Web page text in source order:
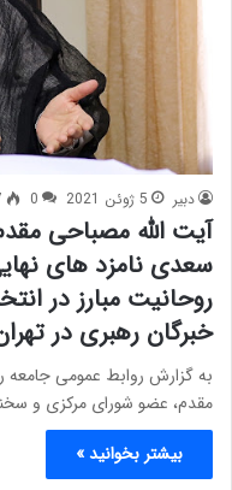
دبیر 5 ژوئن 2021 0
آیت الله مصباحی
سعدی نامزد های
روحانیت مبارز در
خبرگان رهبری در
به گزارش روابط عمومی جامعه
مقدم، عضو شورای مرکزی و
بیشتر بخوانید »